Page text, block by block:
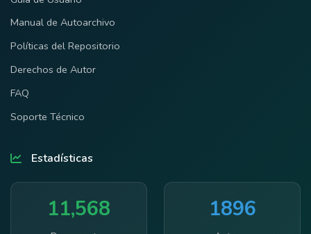
Manual de Autoarchivo
Políticas del Repositorio
Derechos de Autor
FAQ
Soporte Técnico
Estadísticas
11,568 1896